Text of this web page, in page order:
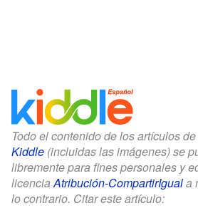
Todo el contenido de los artículos
Kiddle (incluidas las imágenes) se
libremente para fines personales y
licenciaAtribución-CompartirIguala
lo contrario. Citar este artículo: